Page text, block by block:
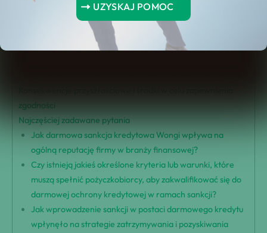
UZYSKAJ POMOC
Historia problemów prawnych Wongi
Zidentyfikowano naruszenia interesów konsumentów
Konsekwencje bezpłatnej sankcji kredytowej
zgodności
Najczęściej zadawane pytania
Jak darmowa sankcja kredytowa Wongi wpływa na
ogólną reputację firmy w branży finansowej?
Czy istnieją jakieś określone kryteria lub warunki, które
muszą spełnić pożyczkobiorcy, aby zakwalifikować się do
darmowej ochrony kredytowej w ramach sankcji?
Jak wprowadzenie sankcji w postaci darmowego kredytu
wpłynęło na strategie zatrzymywania i pozyskiwania